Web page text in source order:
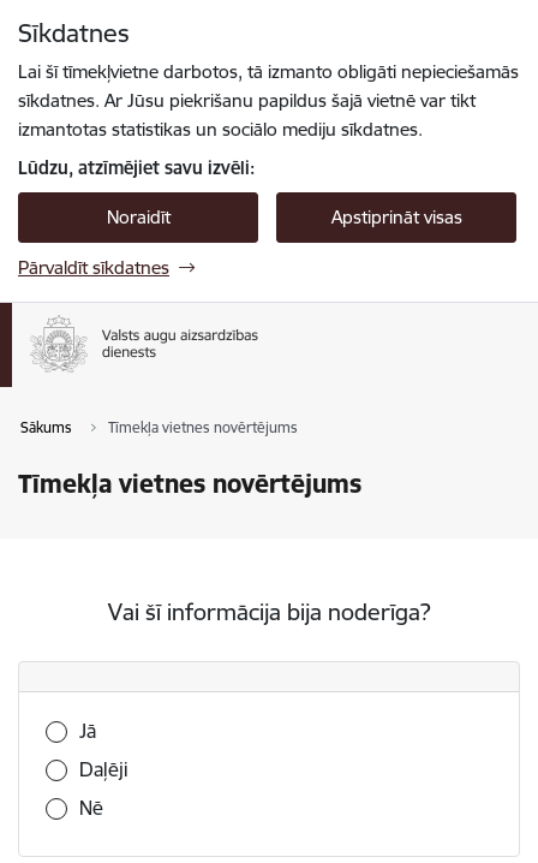
Sīkdatnes
Lai šī tīmekļvietne darbotos, tā izmanto obligāti nepieciešamās
sīkdatnes. Ar Jūsu piekrišanu papildus šajā vietnē var tikt
izmantotas statistikas un sociālo mediju sīkdatnes.
Lūdzu, atzīmējiet savu izvēli:
Noraidīt Apstiprināt visas
Pārvaldīt sīkdatnes
Sākums Tīmekļa vietnes novērtējums
Tīmekļa vietnes novērtējums
Vai šī informācija bija noderīga?
Vai šī informācija bija noderīga?
Jā
Daļēji
Nē